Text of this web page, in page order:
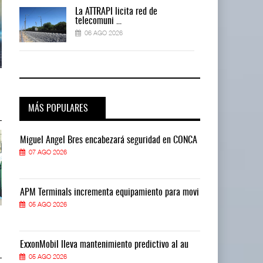
AMANAC, treinta y nueve años
05 AGO 2026
05 AGO 2026
AMANAC, treinta y nueve años
05 AGO 2026
La ATTRAPI licita red de
telecomuni ...
06 AGO 2026
MÁS POPULARES
Miguel Ángel Bres encabezará seguridad en CONCA
07 AGO 2026
APM Terminals incrementa equipamiento para movi
05 AGO 2026
ExxonMobil lleva mantenimiento predictivo al au
05 AGO 2026